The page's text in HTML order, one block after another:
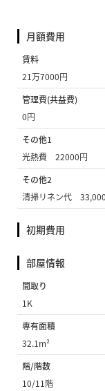
月額費用
賃料
21万7000円
管理費(共益費)
0円
その他1
光熱費 22000円
その他2
清掃リネン代
初期費用
部屋情報
間取り
1K
専有面積
32.1m²
階/階数
10/11階